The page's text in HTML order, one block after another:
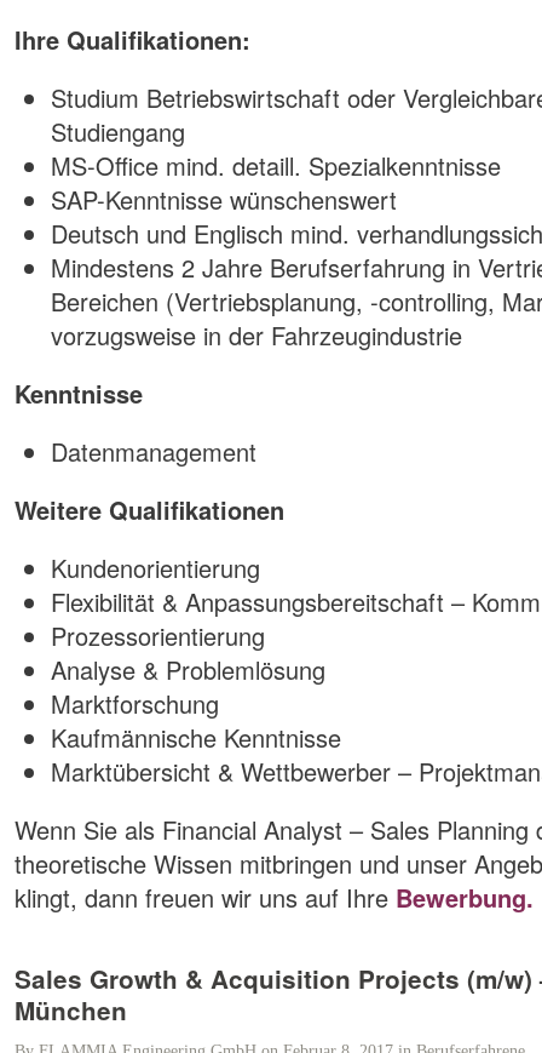
Ihre Qualifikationen:
Studium Betriebswirtschaft oder
Studiengang
MS-Office mind. detaill. Spezialkenntnisse
SAP-Kenntnisse wünschenswert
Deutsch und Englisch mind.
Mindestens 2 Jahre Berufserfahrung in
Bereichen (Vertriebsplanung, -controlling,
vorzugsweise in der Fahrzeugindustrie
Kenntnisse
Datenmanagement
Weitere Qualifikationen
Kundenorientierung
Flexibilität & Anpassungsbereitschaft –
Prozessorientierung
Analyse & Problemlösung
Marktforschung
Kaufmännische Kenntnisse
Marktübersicht & Wettbewerber –
Wenn Sie als Financial Analyst – Sales
theoretische Wissen mitbringen und unser
klingt, dann freuen wir uns auf Ihre Bewerbung.
Sales Growth & Acquisition Projects (m/w)
München